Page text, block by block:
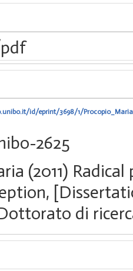
id/eprint/3698/1/
2625
(2011)
di